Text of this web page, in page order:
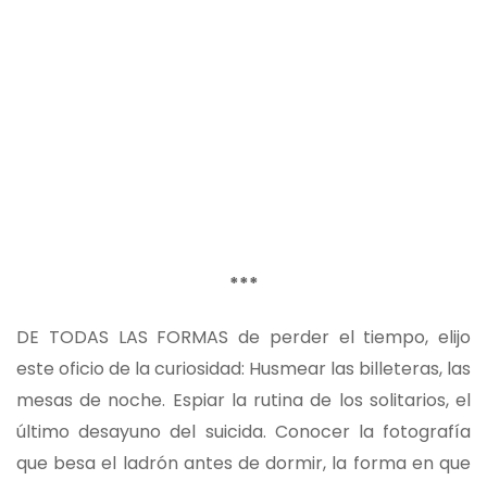
***
DE TODAS LAS FORMAS de perder el tiempo, elijo
este oficio de la curiosidad: Husmear las billeteras, las
mesas de noche. Espiar la rutina de los solitarios, el
último desayuno del suicida. Conocer la fotografía
que besa el ladrón antes de dormir, la forma en que